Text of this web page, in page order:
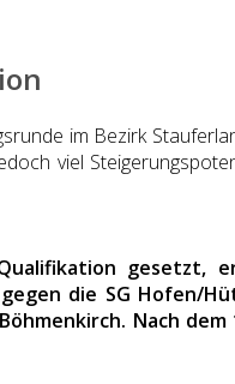
im Bezirk
viel
gesetzt,
die SG Hofen/
Nach